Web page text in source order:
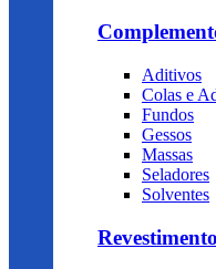
Aditivos
Colas e
Fundos
Gessos
Massas
Seladores
Solventes